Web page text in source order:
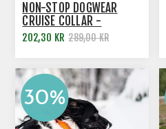
NON-STOP DOGWEAR
CRUISE COLLAR -
SLIPHALSBAND
202,30 KR 289,00 KR